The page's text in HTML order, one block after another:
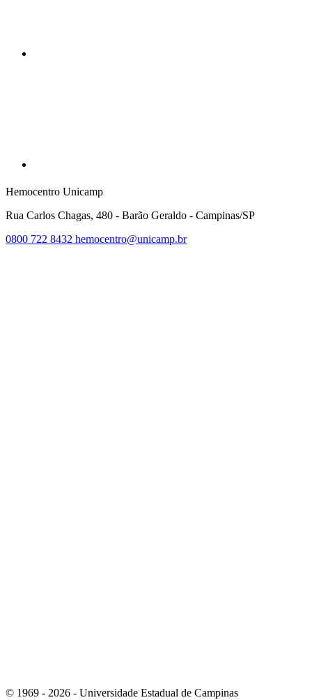
Hemocentro Unicamp
Rua Carlos Chagas, 480 - Barão Geraldo - Campinas/SP
0800 722 8432 hemocentro@unicamp.br
© 1969 - 2026 - Universidade Estadual de Campinas